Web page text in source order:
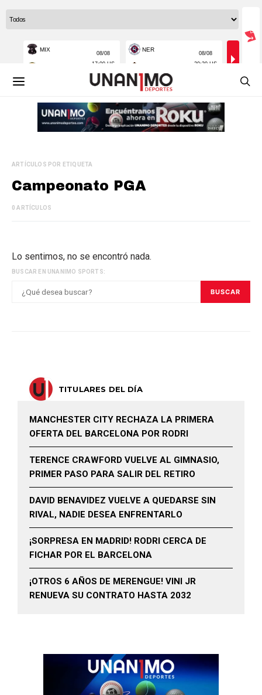
ARTÍCULOS POR ETIQUETA
Campeonato PGA
0 ARTÍCULOS
Lo sentimos, no se encontró nada.
BUSCAR EN UNANIMO SPORTS:
BUSCAR
TITULARES DEL DÍA
MANCHESTER CITY RECHAZA LA PRIMERA
OFERTA DEL BARCELONA POR RODRI
TERENCE CRAWFORD VUELVE AL GIMNASIO,
PRIMER PASO PARA SALIR DEL RETIRO
DAVID BENAVIDEZ VUELVE A QUEDARSE SIN
RIVAL, NADIE DESEA ENFRENTARLO
¡SORPRESA EN MADRID! RODRI CERCA DE
FICHAR POR EL BARCELONA
¡OTROS 6 AÑOS DE MERENGUE! VINI JR
RENUEVA SU CONTRATO HASTA 2032